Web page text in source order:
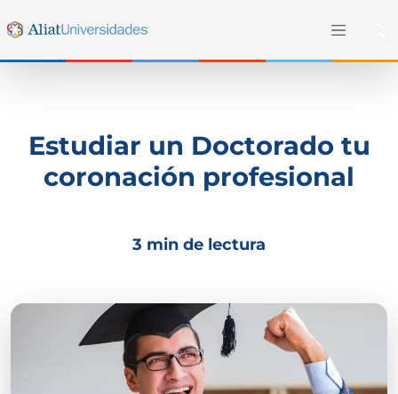
Estudiar un Doctorado tu
coronación profesional
3 min de lectura